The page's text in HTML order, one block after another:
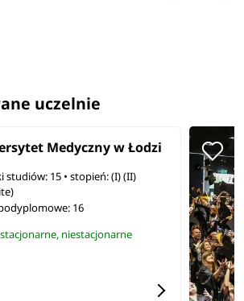
uczelnie
Medyczny w Łodzi
studiów: 15 • stopień: (I) (II)
16
niestacjonarne